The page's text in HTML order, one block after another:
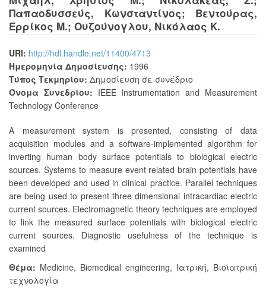
Παπαοδυσσεύς, Κωνσταντίνος; Βεντούρας,
Ερρίκος Μ.; Ουζούνογλου, Νικόλαος Κ.
URI: http://hdl.handle.net/11400/4713
Ημερομηνία Δημοσίευσης: 1996
Τύπος Τεκμηρίου: Δημοσίευση σε συνέδριο
Όνομα Συνεδρίου: IEEE Instrumentation and Measurement
Technology Conference
A measurement system is presented, consisting of data
acquisition modules and a software-implemented algorithm for
inverting human body surface potentials to biological electric
sources. Systems to measure event related brain potentials have
been developed and used in clinical practice. Parallel techniques
are being used to present three dimensional intracardiac electric
current sources. Electromagnetic theory techniques are employed
to link the measured surface potentials with biological electric
current sources. Diagnostic usefulness of the technique is
examined
Θέμα: Medicine, Biomedical engineering, Ιατρική, Βιοϊατρική
τεχνολογία